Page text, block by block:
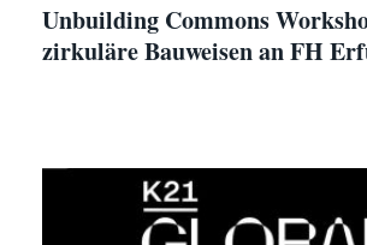
Unbuilding Commons
zirkuläre Bauweisen an FH